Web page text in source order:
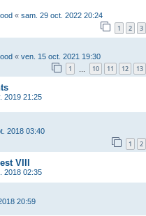
« sam. 29 oct. 2022 20:24
1 2 3
« ven. 15 oct. 2021 19:30
1 10 11 12 13
2019 21:25
2018 03:40
1 2
VIII
2018 02:35
20:59